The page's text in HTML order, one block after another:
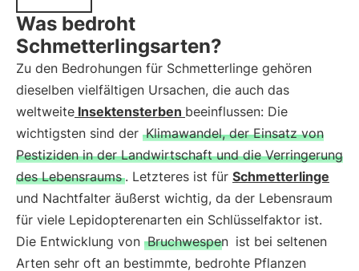
Was bedroht
Schmetterlingsarten?
Zu den Bedrohungen für Schmetterlinge gehören
dieselben vielfältigen Ursachen, die auch das
weltweite Insektensterben beeinflussen: Die
wichtigsten sind der Klimawandel, der Einsatz von
Pestiziden in der Landwirtschaft und die Verringerung
des Lebensraums . Letzteres ist für Schmetterlinge
und Nachtfalter äußerst wichtig, da der Lebensraum
für viele Lepidopterenarten ein Schlüsselfaktor ist.
Die Entwicklung von Bruchwespen ist bei seltenen
Arten sehr oft an bestimmte, bedrohte Pflanzen